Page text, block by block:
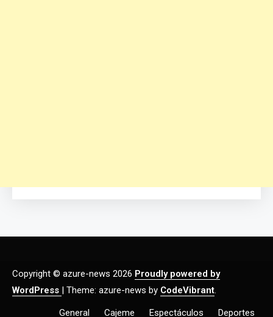
Copyright © azure-news 2026 Proudly powered by
WordPress
Theme: azure-news by CodeVibrant.
General Cajeme Espectáculos Deportes